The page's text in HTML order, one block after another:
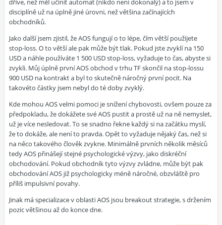
dříve, než měl učinit automat (nikdo není dokonalý) a to jsem v
disciplíně už na úplně jiné úrovni, než většina začínajících
obchodníků.
Jako další jsem zjistil, že AOS fungují o to lépe, čím větší použijete
stop-loss. O to větší ale pak může být tlak. Pokud jste zvyklí na 150
USD a náhle používáte 1 500 USD stop-loss, vyžaduje to čas, abyste si
zvykli. Můj úplně první AOS obchod v trhu TF skončil na stop-lossu
900 USD na kontrakt a byl to skutečně náročný první pocit. Na
takovéto částky jsem nebyl do té doby zvyklý.
Kde mohou AOS velmi pomoci je snížení chybovosti, ovšem pouze za
předpokladu, že dokážete své AOS pustit a prostě už na ně nemyslet,
už je více nesledovat. To se snadno řekne každý si na začátku myslí,
že to dokáže, ale není to pravda. Opět to vyžaduje nějaký čas, než si
na něco takového člověk zvykne. Minimálně prvních několik měsíců
tedy AOS přinášejí stejné psychologické výzvy, jako diskréční
obchodování. Pokud obchodník tyto výzvy zvládne, může být pak
obchodování AOS již psychologicky méně náročné, obzvláště pro
příliš impulsivní povahy.
Jinak má specializace v oblasti AOS jsou breakout strategie, s držením
pozic většinou až do konce dne.